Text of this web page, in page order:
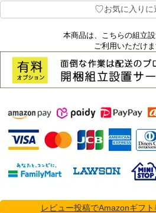
♡お気に入りに
本商品は、こちらの組立
ご利用いただけま
レビュー投稿でAmazonギフ